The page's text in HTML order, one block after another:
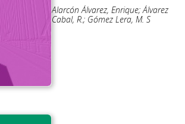
Alarcón Álvarez, Enrique; Álvarez
Cabal, R.; Gómez Lera, M. S